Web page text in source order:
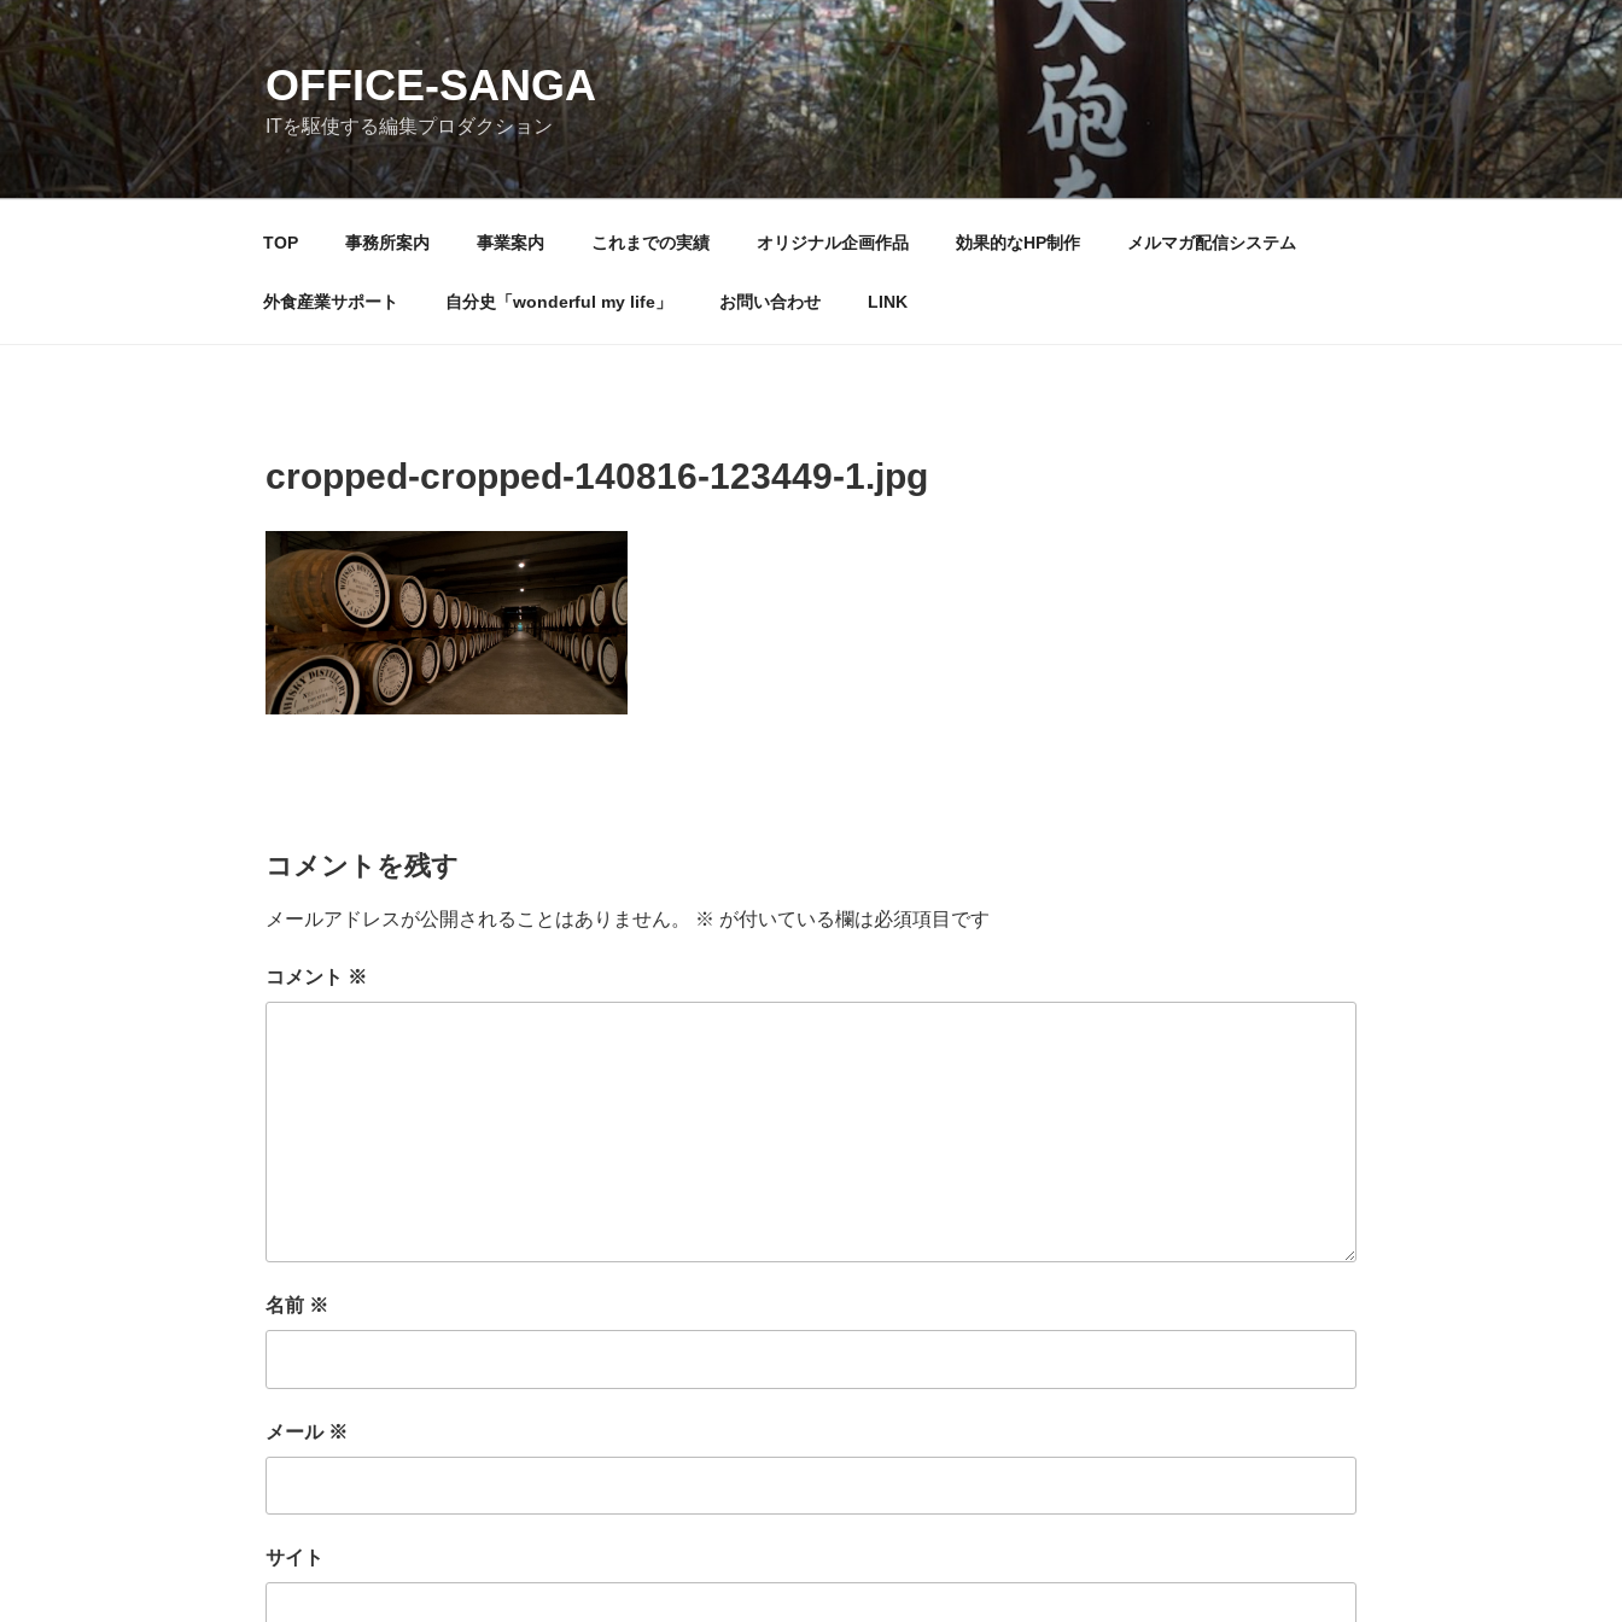
コ
ン
テ
ン
ツ
OFFICE-SANGA
ITを駆使する編集プロダクション
TOP 事務所案内 事業案内 これまでの実績 オリジナル企画作品 効果的なHP制作 メルマガ配信システム
外食産業サポート 自分史「wonderful my life」 お問い合わせ LINK
cropped-cropped-140816-123449-1.jpg
コメントを残す
メールアドレスが公開されることはありません。 ※ が付いている欄は必須項目です
コメント ※
名前 ※
メール ※
サイト